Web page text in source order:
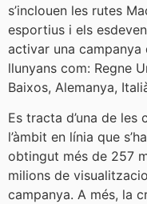
s’inclouen les rutes
esportius i els
activar una
llunyans com: Regne
Baixos, Alemanya,
Es tracta d’una de les
l’àmbit en línia que
obtingut més de 257
milions de
campanya. A més, la